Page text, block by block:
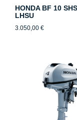
HONDA BF 10
LHSU
3.050,00 €